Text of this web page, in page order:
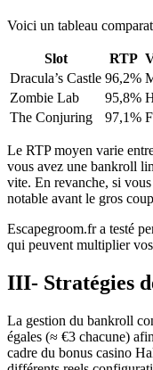
Voici un tableau
Slot RTP
Dracula’s Castle 96,2%
Zombie Lab
95,8%
The Conjuring
97,1%
Le RTP moyen varie
vous avez une bankroll
vite. En revanche, si
notable avant le gros
Escapegroom.fr a testé
qui peuvent multiplier
III‑ Stratégies
La gestion du bankroll
égales (≈ €3 chacune)
cadre du bonus casino